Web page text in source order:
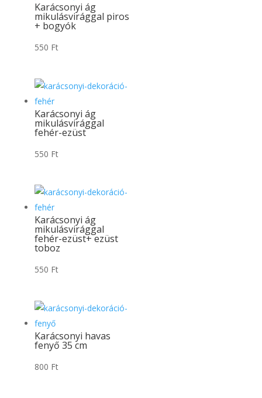
Karácsonyi ág
mikulásvirággal piros
+ bogyók
550 Ft
Karácsonyi ág
mikulásvirággal
fehér-ezüst
550 Ft
Karácsonyi ág
mikulásvirággal
fehér-ezüst+ ezüst
toboz
550 Ft
Karácsonyi havas
fenyő 35 cm
800 Ft